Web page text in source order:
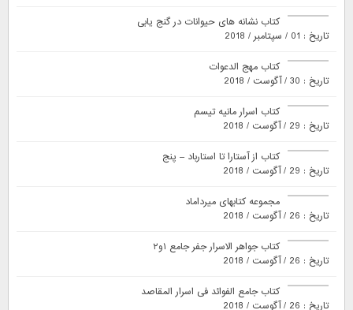
کتاب نشانه های حیوانات در گنج یابی
تاریخ : 01 / سپتامبر / 2018
کتاب مهج الدعوات
تاریخ : 30 / آگوست / 2018
کتاب اسرار مانیه تیسم
تاریخ : 29 / آگوست / 2018
کتاب از آستارا تا استارباد – پنج
تاریخ : 29 / آگوست / 2018
مجموعه کتابهای میرداماد
تاریخ : 26 / آگوست / 2018
کتاب جواهر الاسرار جفر جامع ۱و۲
تاریخ : 26 / آگوست / 2018
کتاب جامع الفوائد فی اسرار المقاصد
تاریخ : 26 / آگوست / 2018